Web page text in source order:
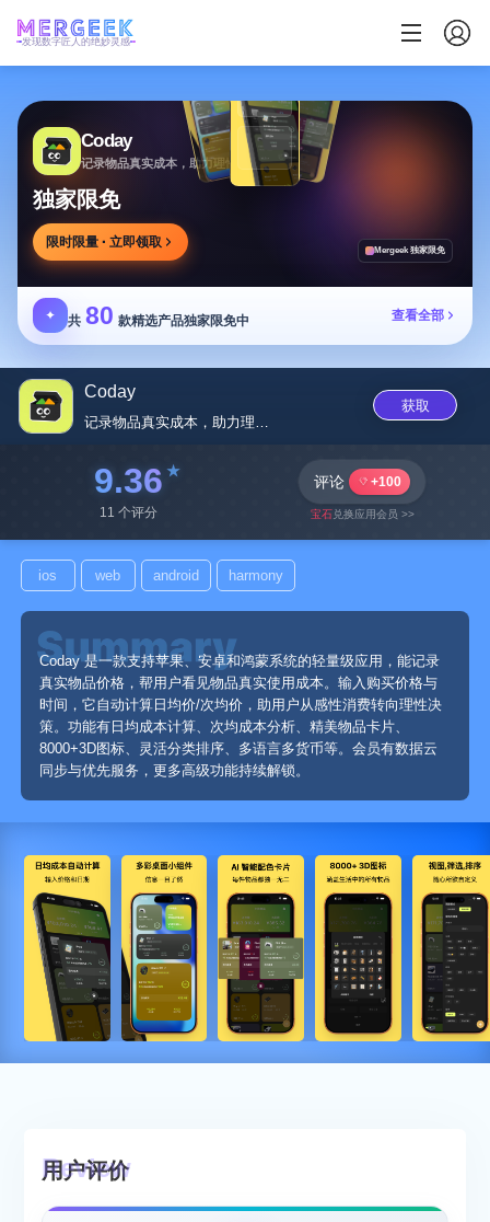
发现数字匠人的绝妙灵感
Coday
独家限免
限时限量 · 立即领取
Mergeek 独家限免
✦ 共 80 款精选产品独家限免中 查看全部
Coday
记录物品真实成本，助力理性消费...
获取
9.36
11 个评分
评论 +100
宝石兑换应用会员 >>
ios web android harmony
Coday 是一款支持苹果、安卓和鸿蒙系统的轻量级应用，能记录
真实物品价格，帮用户看见物品真实使用成本。输入购买价格与
时间，它自动计算日均价/次均价，助用户从感性消费转向理性决
策。功能有日均成本计算、次均成本分析、精美物品卡片、
8000+3D图标、灵活分类排序、多语言多货币等。会员有数据云
同步与优先服务，更多高级功能持续解锁。
用户评价